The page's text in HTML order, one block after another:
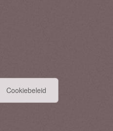
Cookiebeleid